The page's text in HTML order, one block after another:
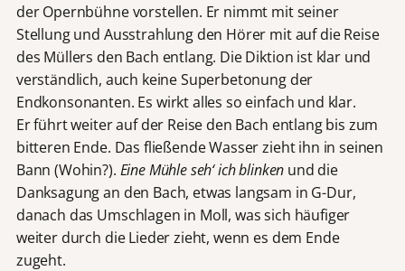
der Opernbühne vorstellen. Er nimmt mit seiner
Stellung und Ausstrahlung den Hörer mit auf die Reise
des Müllers den Bach entlang. Die Diktion ist klar und
verständlich, auch keine Superbetonung der
Endkonsonanten. Es wirkt alles so einfach und klar.
Er führt weiter auf der Reise den Bach entlang bis zum
bitteren Ende. Das fließende Wasser zieht ihn in seinen
Bann (Wohin?). Eine Mühle seh‘ ich blinken und die
Danksagung an den Bach, etwas langsam in G-Dur,
danach das Umschlagen in Moll, was sich häufiger
weiter durch die Lieder zieht, wenn es dem Ende
zugeht.